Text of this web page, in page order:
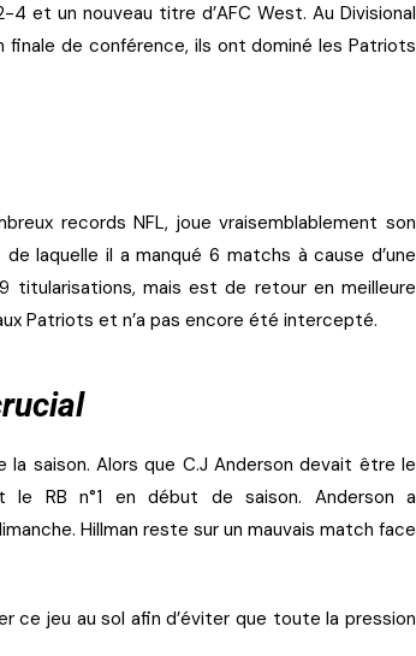
et un nouveau titre d’AFC West. Au Divisional
finale de conférence, ils ont dominé les Patriots
records NFL, joue vraisemblablement son
laquelle il a manqué 6 matchs à cause d’une
titularisations, mais est de retour en meilleure
Patriots et n’a pas encore été intercepté.
saison. Alors que C.J Anderson devait être le
RB n°1 en début de saison. Anderson a
Hillman reste sur un mauvais match face
ce jeu au sol afin d’éviter que toute la pression